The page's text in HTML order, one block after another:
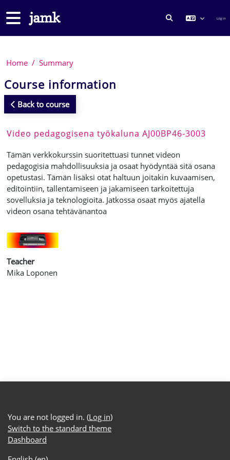
Side panel
TOGGLE Log in
Home Summary
Course information
Back to course
Video pedagogisena työkaluna AJ00BP46-3003
Tämän verkkokurssin suoritettuasi tunnet videon
pedagogisia mahdollisuuksia ja osaat hyödyntää sitä osana
opetustasi. Tämän lisäksi otat haltuun joitakin kuvaamisen,
editointiin, tallentamiseen ja jakamiseen tarkoitettuja
sovelluksia ja teknologioita. Jatkossa osaat myös ajatella
videon osana tehtävänantoa
Teacher
Mika Loponen
You are not logged in. (Log in)
Switch to the standard theme
Dashboard